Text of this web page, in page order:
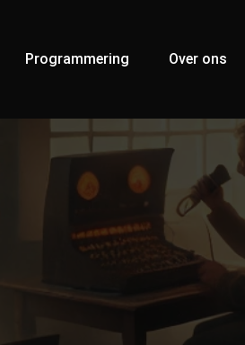
Programmering Over ons